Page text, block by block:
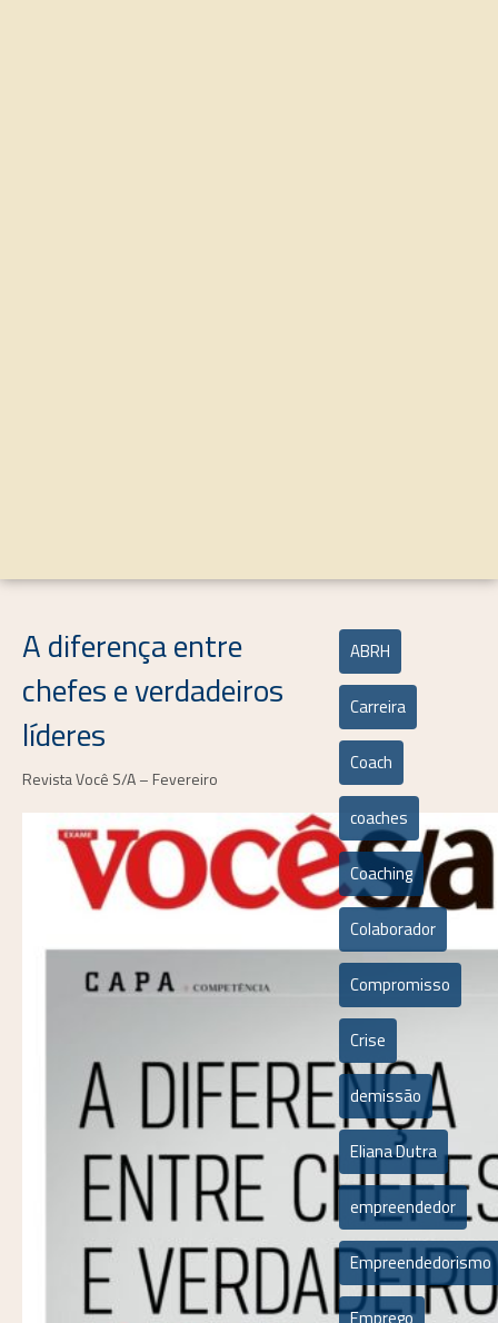
A diferença entre
chefes e verdadeiros
líderes
Revista Você S/A – Fevereiro
ABRH
Carreira
Coach
coaches
Coaching
Colaborador
Compromisso
Crise
demissão
Eliana Dutra
empreendedor
Empreendedorismo